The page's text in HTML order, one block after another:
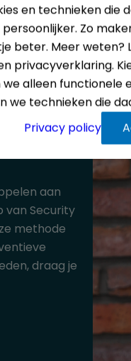
aan
van Security
methode
draag je
en technieken die
Zo
beter. Meer weten?
privacyverklaring.
alleen functionele
we technieken die
Privacy policy